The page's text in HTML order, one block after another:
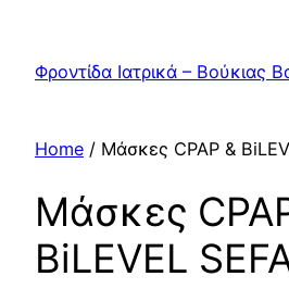
content
Φροντίδα Ιατρικά – Βούκιας
Home / Μάσκες CPAP &
Μάσκες
BiLEVEL